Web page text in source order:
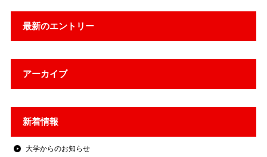
最新のエントリー
アーカイブ
新着情報
大学からのお知らせ